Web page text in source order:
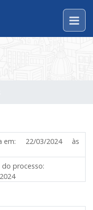
em: 22/03/2024 às
processo: